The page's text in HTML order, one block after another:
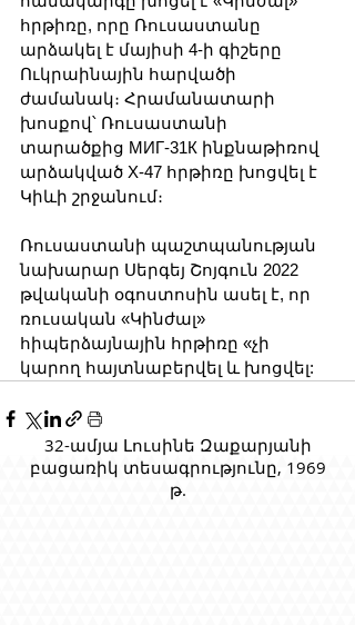
հրթիռը, որը Ռուսաստանը
արձակել է մայիսի 4-ի գիշերը
Ուկրաինային հարվածի
ժամանակ։ Հրամանատարի
խոսքով՝ Ռուսաստանի
տարածքից МИГ-31К ինքնաթիռով
արձակված X-47 հրթիռը խոցվել է
Կիևի շրջանում։
Ռուսաստանի պաշտպանության
նախարար Սերգեյ Շոյգուն 2022
թվականի օգոստոսին ասել է, որ
ռուսական «Կինժալ»
հիպերձայնային հրթիռը «չի
կարող հայտնաբերվել և խոցվել:
32-ամյա Լուսինե Զաքարյանի
բացառիկ տեսագրությունը, 1969
թ.